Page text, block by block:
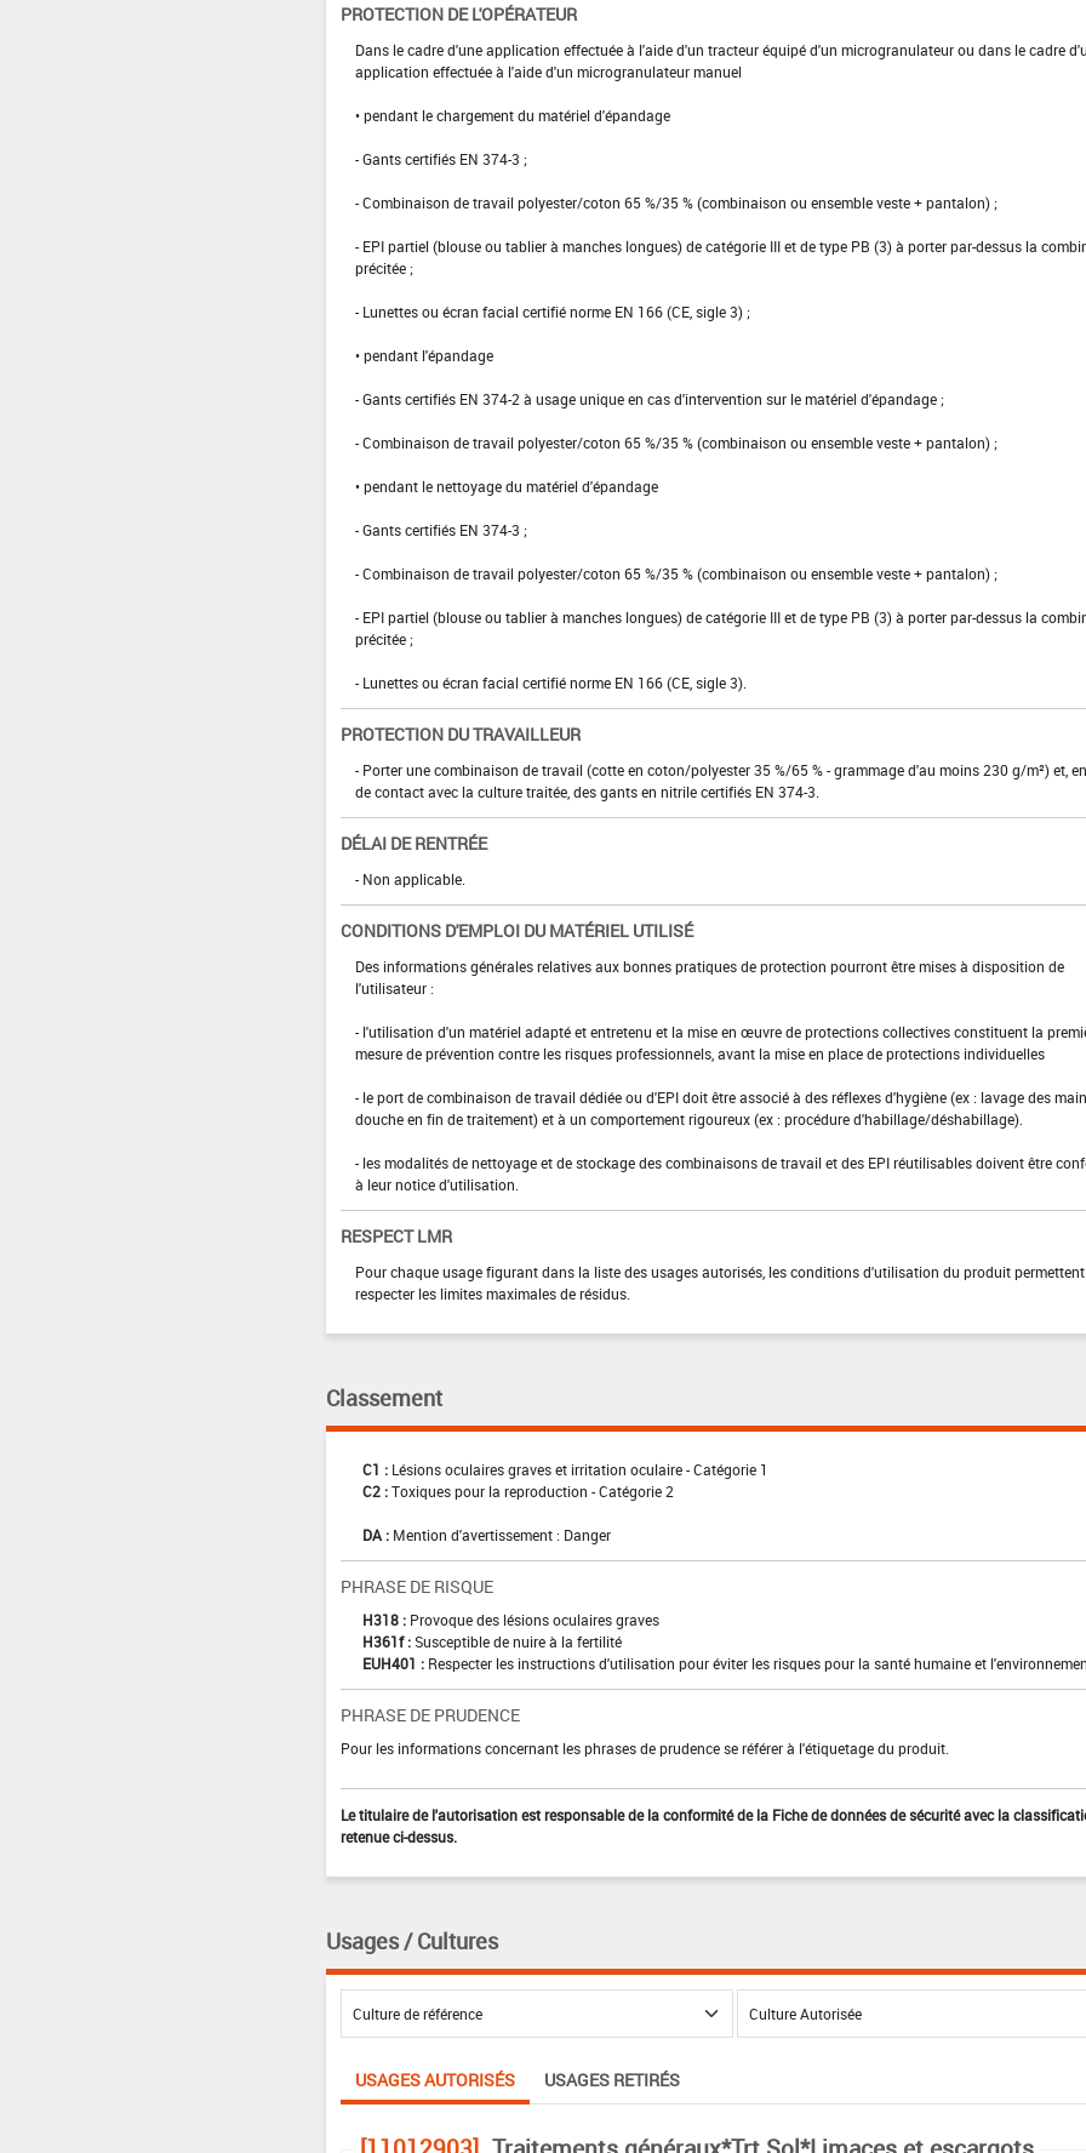
PROTECTION DE L'OPÉRATEUR
Dans le cadre d'une application effectuée à l'aide d'un tracteur équipé d'un microgranulateur ou dans le cadre
application effectuée à l'aide d'un microgranulateur manuel
• pendant le chargement du matériel d'épandage
- Gants certifiés EN 374-3 ;
- Combinaison de travail polyester/coton 65 %/35 % (combinaison ou ensemble veste + pantalon) ;
- EPI partiel (blouse ou tablier à manches longues) de catégorie III et de type PB (3) à porter par-dessus la
précitée ;
- Lunettes ou écran facial certifié norme EN 166 (CE, sigle 3) ;
• pendant l'épandage
- Gants certifiés EN 374-2 à usage unique en cas d'intervention sur le matériel d'épandage ;
- Combinaison de travail polyester/coton 65 %/35 % (combinaison ou ensemble veste + pantalon) ;
• pendant le nettoyage du matériel d'épandage
- Gants certifiés EN 374-3 ;
- Combinaison de travail polyester/coton 65 %/35 % (combinaison ou ensemble veste + pantalon) ;
- EPI partiel (blouse ou tablier à manches longues) de catégorie III et de type PB (3) à porter par-dessus la
précitée ;
- Lunettes ou écran facial certifié norme EN 166 (CE, sigle 3).
PROTECTION DU TRAVAILLEUR
- Porter une combinaison de travail (cotte en coton/polyester 35 %/65 % - grammage d'au moins 230 g/m²) et,
de contact avec la culture traitée, des gants en nitrile certifiés EN 374-3.
DÉLAI DE RENTRÉE
- Non applicable.
CONDITIONS D'EMPLOI DU MATÉRIEL UTILISÉ
Des informations générales relatives aux bonnes pratiques de protection pourront être mises à disposition de
l'utilisateur :
- l'utilisation d'un matériel adapté et entretenu et la mise en œuvre de protections collectives constituent la
mesure de prévention contre les risques professionnels, avant la mise en place de protections individuelles
- le port de combinaison de travail dédiée ou d'EPI doit être associé à des réflexes d'hygiène (ex : lavage des
douche en fin de traitement) et à un comportement rigoureux (ex : procédure d'habillage/déshabillage).
- les modalités de nettoyage et de stockage des combinaisons de travail et des EPI réutilisables doivent être
à leur notice d'utilisation.
RESPECT LMR
Pour chaque usage figurant dans la liste des usages autorisés, les conditions d'utilisation du produit
respecter les limites maximales de résidus.
Classement
C1 : Lésions oculaires graves et irritation oculaire - Catégorie 1
C2 : Toxiques pour la reproduction - Catégorie 2
DA : Mention d'avertissement : Danger
PHRASE DE RISQUE
H318 : Provoque des lésions oculaires graves
H361f : Susceptible de nuire à la fertilité
EUH401 : Respecter les instructions d'utilisation pour éviter les risques pour la santé humaine et
PHRASE DE PRUDENCE
Pour les informations concernant les phrases de prudence se référer à l'étiquetage du produit.
Le titulaire de l'autorisation est responsable de la conformité de la Fiche de données de sécurité avec la
retenue ci-dessus.
Usages / Cultures
USAGES AUTORISÉS USAGES RETIRÉS